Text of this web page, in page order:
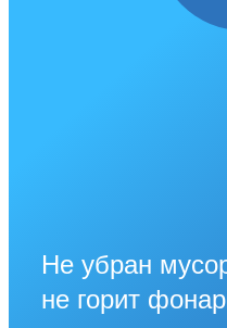
Не убран
не горит